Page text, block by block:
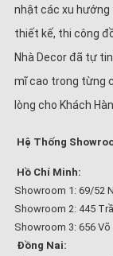
nhật các xu hướng
thiết kế, thi công
Nhà Decor đã tự
mĩ cao trong từng
lòng cho Khách
Hệ Thống
Hồ Chí Minh:
Showroom 1: 69/52
Showroom 2: 445
Showroom 3: 656 Võ
Đồng Nai: